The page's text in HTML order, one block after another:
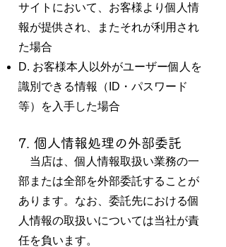
サイトにおいて、お客様より個人情
報が提供され、またそれが利用され
た場合
D. お客様本人以外がユーザー個人を
識別できる情報（ID・パスワード
等）を入手した場合
7. 個人情報処理の外部委託
当店は、個人情報取扱い業務の一
部または全部を外部委託することが
あります。なお、委託先における個
人情報の取扱いについては当社が責
任を負います。